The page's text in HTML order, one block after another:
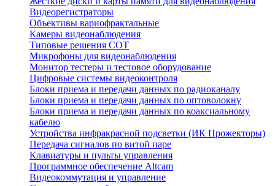
Видеорегистраторы
Объективы вариофрактальные
Камеры видеонаблюдения
Типовые решения СОТ
Микрофоны для видеонаблюдения
Монитор тестеры и тестовое оборудование
Цифровые системы видеоконтроля
Блоки приема и передачи данных по радиоканалу
Блоки приема и передачи данных по оптоволокну
Блоки приема и передачи данных по коаксиальному
кабелю
Устройства инфракрасной подсветки (ИК Прожекторы)
Передача сигналов по витой паре
Клавиатуры и пульты управления
Программное обеспечение Altcam
Видеокоммутация и управление